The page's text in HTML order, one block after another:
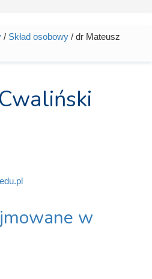
/ Skład osobowy / dr Mateusz
w